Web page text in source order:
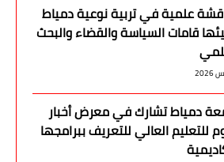
علمية في تربية نوعية دمياط
قامات السياسة والقضاء والبحث
دمياط تشارك في معرض أخبار
للتعليم العالي للتعريف ببرامجها